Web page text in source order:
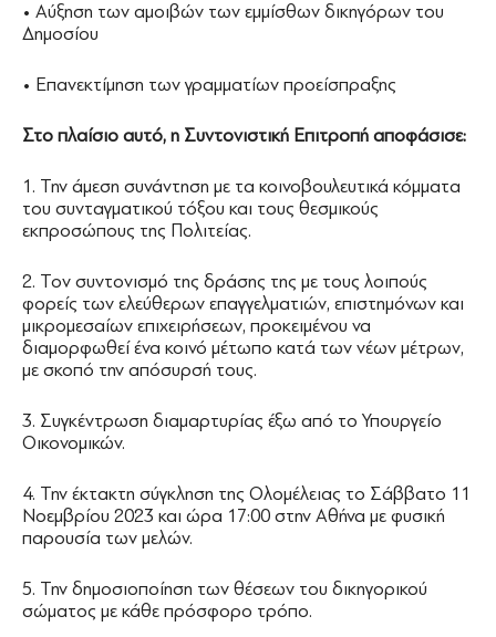
• Αύξηση των αμοιβών των εμμίσθων δικηγόρων του
Δημοσίου
• Επανεκτίμηση των γραμματίων προείσπραξης
Στο πλαίσιο αυτό, η Συντονιστική Επιτροπή αποφάσισε:
1. Την άμεση συνάντηση με τα κοινοβουλευτικά κόμματα
του συνταγματικού τόξου και τους θεσμικούς
εκπροσώπους της Πολιτείας.
2. Τον συντονισμό της δράσης της με τους λοιπούς
φορείς των ελεύθερων επαγγελματιών, επιστημόνων και
μικρομεσαίων επιχειρήσεων, προκειμένου να
διαμορφωθεί ένα κοινό μέτωπο κατά των νέων μέτρων,
με σκοπό την απόσυρσή τους.
3. Συγκέντρωση διαμαρτυρίας έξω από το Υπουργείο
Οικονομικών.
4. Την έκτακτη σύγκληση της Ολομέλειας το Σάββατο 11
Νοεμβρίου 2023 και ώρα 17:00 στην Αθήνα με φυσική
παρουσία των μελών.
5. Την δημοσιοποίηση των θέσεων του δικηγορικού
σώματος με κάθε πρόσφορο τρόπο.